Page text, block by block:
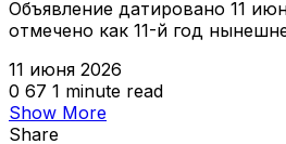
Объявление датировано 11
отмечено как 11-й год
11 июня 2026
0 67 1 minute read
Show More
Share